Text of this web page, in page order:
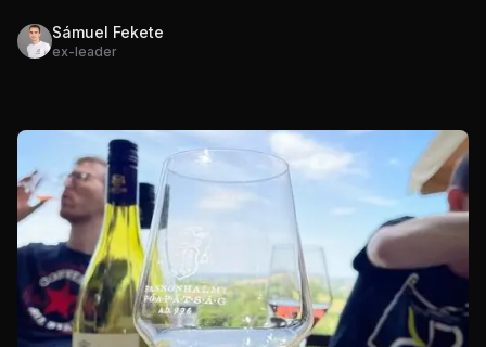
Sámuel Fekete
ex-leader